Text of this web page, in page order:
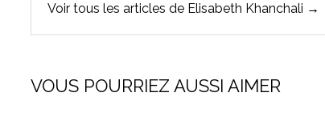
Voir tous les articles de Elisabeth Khanchali →
VOUS POURRIEZ AUSSI AIMER